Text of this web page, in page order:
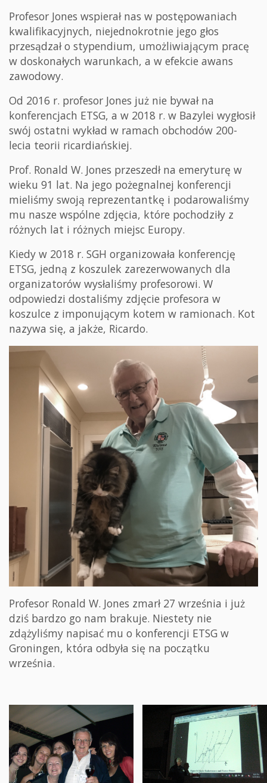
Profesor Jones wspierał nas w postępowaniach
kwalifikacyjnych, niejednokrotnie jego głos
przesądzał o stypendium, umożliwiającym pracę
w doskonałych warunkach, a w efekcie awans
zawodowy.
Od 2016 r. profesor Jones już nie bywał na
konferencjach ETSG, a w 2018 r. w Bazylei wygłosił
swój ostatni wykład w ramach obchodów 200-
lecia teorii ricardiańskiej.
Prof. Ronald W. Jones przeszedł na emeryturę w
wieku 91 lat. Na jego pożegnalnej konferencji
mieliśmy swoją reprezentantkę i podarowaliśmy
mu nasze wspólne zdjęcia, które pochodziły z
różnych lat i różnych miejsc Europy.
Kiedy w 2018 r. SGH organizowała konferencję
ETSG, jedną z koszulek zarezerwowanych dla
organizatorów wysłaliśmy profesorowi. W
odpowiedzi dostaliśmy zdjęcie profesora w
koszulce z imponującym kotem w ramionach. Kot
nazywa się, a jakże, Ricardo.
Profesor Ronald W. Jones zmarł 27 września i już
dziś bardzo go nam brakuje. Niestety nie
zdążyliśmy napisać mu o konferencji ETSG w
Groningen, która odbyła się na początku
września.